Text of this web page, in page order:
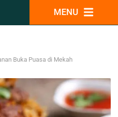
MENU
Buka Puasa di Mekah